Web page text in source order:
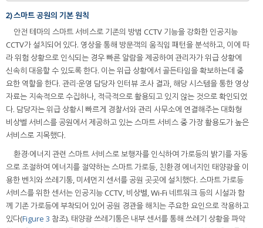
2) 스마트 공원의 기본 원칙
안전 테마의 스마트 서비스로 기존의 방범 CCTV 기능을 강화한 인공지능
CCTV가 설치되어 있다. 영상을 통해 방문객의 움직임 패턴을 분석하고, 이에 따
라 위험 상황으로 인식되는 경우 빠른 알람을 제공하여 관리자가 위급 상황에
신속히 대응할 수 있도록 한다. 이는 위급 상황에서 골든타임을 확보하는데 중
요한 역할을 한다. 관리·운영 담당자 인터뷰 조사 결과, 해당 시스템을 통한 영상
자료는 지속적으로 수집하나, 적극적으로 활용되고 있지 않는 것으로 확인되었
다. 담당자는 위급 상황시 빠르게 경찰서와 관리 사무소에 연결해주는 대화형
비상벨 서비스를 공원에서 제공하고 있는 스마트 서비스 중 가장 활용도가 높은
서비스로 지목했다.
환경·에너지 관련 스마트 서비스로 보행자를 인식하여 가로등의 밝기를 자동
으로 조절하여 에너지를 절약하는 스마트 가로등, 친환경 에너지인 태양광을 이
용한 벤치와 쓰레기통, 미세먼지 센서를 공원 곳곳에 설치했다. 스마트 가로등
서비스를 위한 센서는 인공지능 CCTV, 비상벨, Wi-Fi 네트워크 등의 시설과 함
께 기존 가로등에 부착되어 있어 공원 경관을 해치는 주요한 요인으로 작용하고
있다(Figure 3 참조). 태양광 쓰레기통은 내부 센서를 통해 쓰레기 상황을 파악